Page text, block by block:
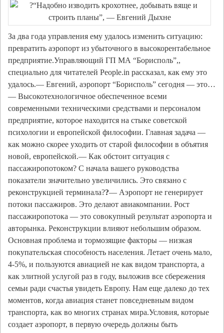
За два года управления ему удалось изменить ситуацию:
превратить аэропорт из убыточного в высокорентабельное
предприятие.Управляющий ГП МА “Борисполь”,,
специально для читателей People.in рассказал, как ему это
удалось.— Евгений, аэропорт “Борисполь” сегодня — это…
— Высокотехнологичное обеспеченное всеми
современными техническими средствами и персоналом
предприятие, которое находится на стыке советской
психологии и европейской философии. Главная задача —
как можно скорее уходить от старой философии в объятия
новой, европейской.— Как обстоит ситуация с
пассажиропотоком? С начала вашего руководства
показатели значительно увеличились. Это связано с
реконструкцией терминала??— Аэропорт не генерирует
потоки пассажиров. Это делают авиакомпании. Рост
пассажиропотока — это совокупный результат аэропорта и
авторынка. Реконструкции влияют небольшим образом.
Основная проблема и тормозящие факторы — низкая
покупательская способность населения. Летает очень мало,
4-5%, и пользуются авиацией не как видом транспорта, а
как элитной услугой раз в году, выложив все сбережения
семьи ради счастья увидеть Европу. Нам еще далеко до тех
моментов, когда авиация станет повседневным видом
транспорта, как во многих странах мира.Условия, которые
создает аэропорт, в первую очередь должны быть